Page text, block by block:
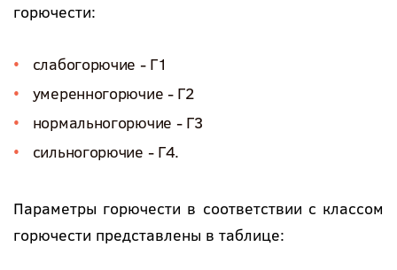
горючести:
слабогорючие - Г1
умеренногорючие - Г2
нормальногорючие - Г3
сильногорючие - Г4.
Параметры горючести в соответствии с классом
горючести представлены в таблице: